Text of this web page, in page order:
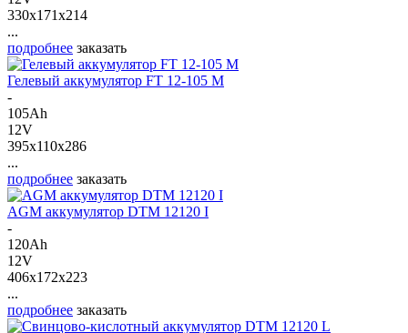
330x171x214
...
подробнее заказать
Гелевый аккумулятор FT 12-105 M
-
105Ah
12V
395x110x286
...
подробнее заказать
AGM аккумулятор DTM 12120 I
-
120Ah
12V
406x172x223
...
подробнее заказать